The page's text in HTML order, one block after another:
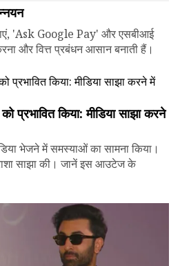
'Ask Google Pay' और एसबीआई
और वित्त प्रबंधन आसान बनाती हैं।
प्रभावित किया: मीडिया साझा करने
भेजने में समस्याओं का सामना किया।
साझा की। जानें इस आउटेज के